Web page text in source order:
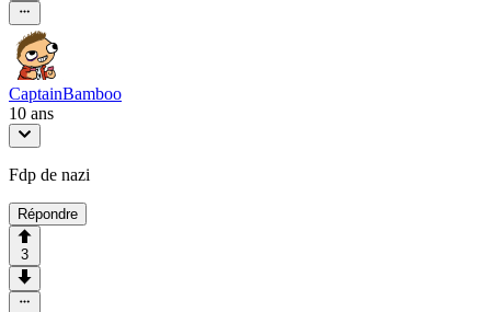
CaptainBamboo
10 ans
Fdp de nazi
Répondre
3